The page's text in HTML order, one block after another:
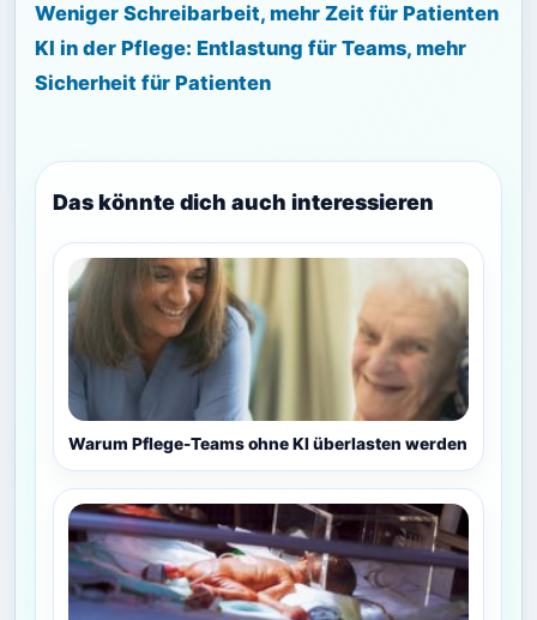
Weniger Schreibarbeit, mehr Zeit für Patienten
KI in der Pflege: Entlastung für Teams, mehr
Sicherheit für Patienten
Das könnte dich auch interessieren
Warum Pflege-Teams ohne KI überlasten werden